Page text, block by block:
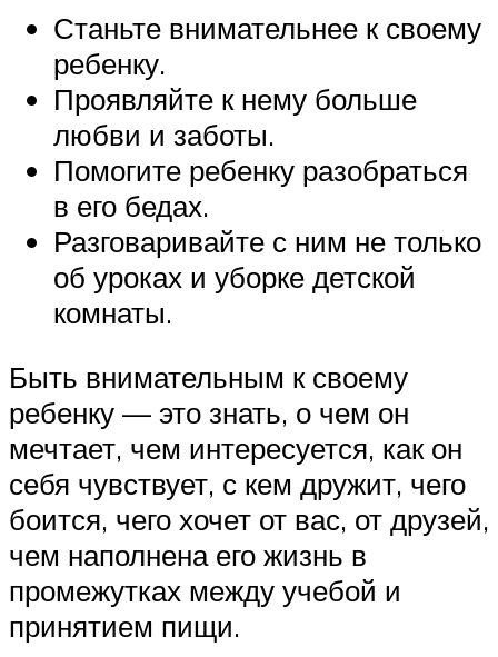
Станьте внимательнее к своему
ребенку.
Проявляйте к нему больше
любви и заботы.
Помогите ребенку разобраться
в его бедах.
Разговаривайте с ним не только
об уроках и уборке детской
комнаты.
Быть внимательным к своему
ребенку — это знать, о чем он
мечтает, чем интересуется, как он
себя чувствует, с кем дружит, чего
боится, чего хочет от вас, от друзей,
чем наполнена его жизнь в
промежутках между учебой и
принятием пищи.